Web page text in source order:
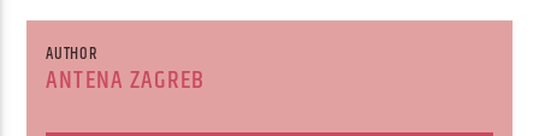
AUTHOR
ANTENA ZAGREB